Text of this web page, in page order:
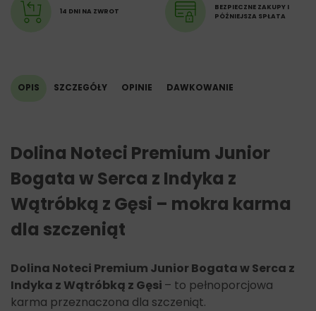
włókno surowe 1%,
wilgotność 77%,
Dodatki żywieniowe na kg:
Miedź (siarczan miedzi, pięciowodny) – 0,4 mg,
Jod (powlekany, granulowany jodan wapnia, bezwodny) –
0,3 mg.
14 DNI NA ZWROT
BEZPIECZNE ZAKUPY I
PÓŹNIEJSZA SPŁATA
OPIS SZCZEGÓŁY OPINIE DAWKOWANIE
Dolina Noteci Premium Junior
Bogata w Serca z Indyka z
Wątróbką z Gęsi – mokra karma
dla szczeniąt
Dolina Noteci Premium Junior Bogata w Serca z
Indyka z Wątróbką z Gęsi – to pełnoporcjowa
karma przeznaczona dla szczeniąt.